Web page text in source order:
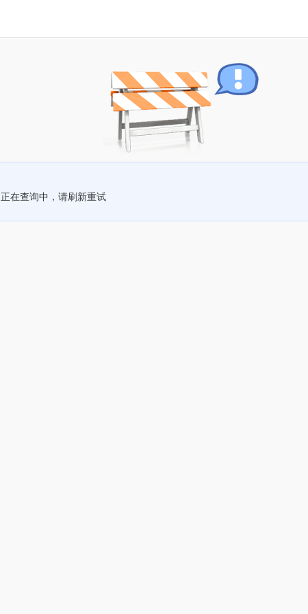
正在查询中，请刷新重试